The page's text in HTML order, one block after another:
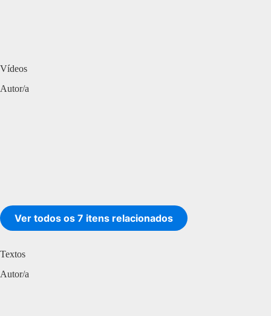
Vídeos
Autor/a
Ver todos os 7 itens relacionados
Textos
Autor/a